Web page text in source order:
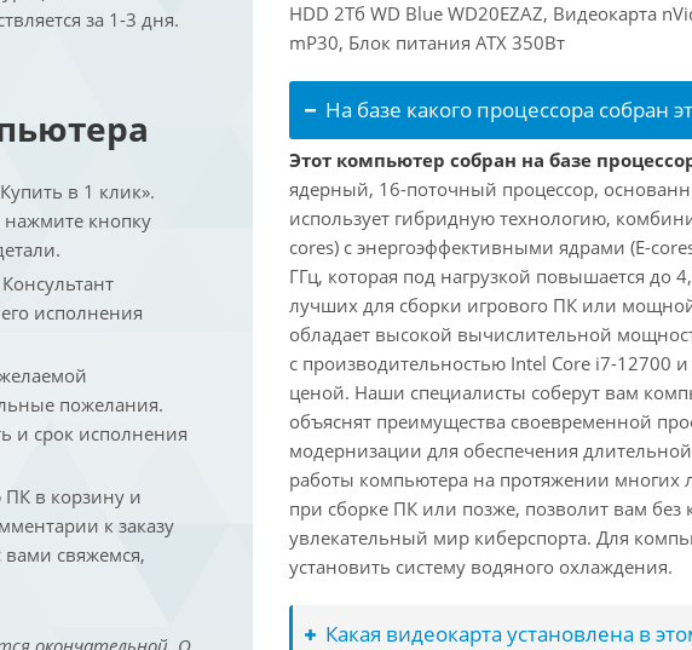
за 1-3 дня.
в 1 клик».
кнопку
исполнения
пожелания.
и срок исполнения
в корзину и
к заказу
свяжемся,
окончательной. О
HDD 2Тб WD Blue WD20EZAZ, Видеокарта
mP30, Блок питания ATX 350Вт
На базе какого процессора собран
Этот компьютер собран на базе
ядерный, 16-поточный процессор,
использует гибридную технологию,
cores) с энергоэффективными ядрами (E-
ГГц, которая под нагрузкой повышается до
лучших для сборки игрового ПК или
обладает высокой вычислительной
с производительностью Intel Core i7-12700
ценой. Наши специалисты соберут вам
объяснят преимущества своевременной
модернизации для обеспечения
работы компьютера на протяжении многих
при сборке ПК или позже, позволит вам без
увлекательный мир киберспорта. Для
установить систему водяного охлаждения.
Какая видеокарта установлена в